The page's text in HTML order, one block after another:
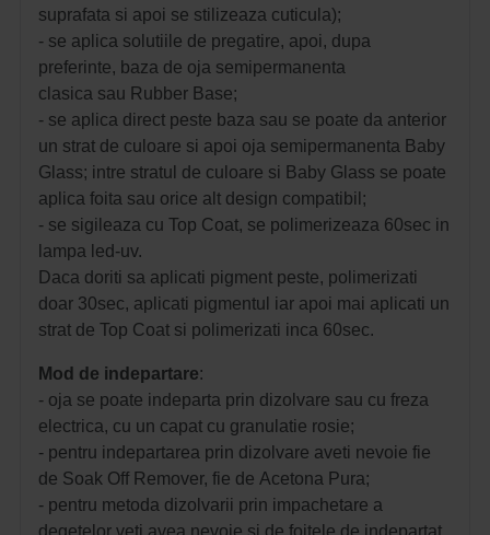
suprafata si apoi se stilizeaza cuticula);
- se aplica solutiile de pregatire, apoi, dupa
preferinte, baza de oja semipermanenta
clasica sau Rubber Base;
- se aplica direct peste baza sau se poate da anterior
un strat de culoare si apoi oja semipermanenta Baby
Glass; intre stratul de culoare si Baby Glass se poate
aplica foita sau orice alt design compatibil;
- se sigileaza cu Top Coat, se polimerizeaza 60sec in
lampa led-uv.
Daca doriti sa aplicati pigment peste, polimerizati
doar 30sec, aplicati pigmentul iar apoi mai aplicati un
strat de Top Coat si polimerizati inca 60sec.
Mod de indepartare:
- oja se poate indeparta prin dizolvare sau cu freza
electrica, cu un capat cu granulatie rosie;
- pentru indepartarea prin dizolvare aveti nevoie fie
de Soak Off Remover, fie de Acetona Pura;
- pentru metoda dizolvarii prin impachetare a
degetelor veti avea nevoie si de foitele de indepartat